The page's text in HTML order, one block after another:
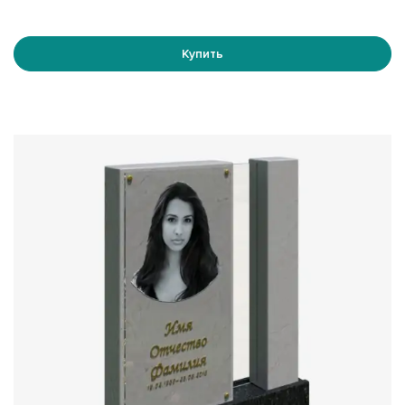
Чтобы портрет получился четким, желательно
Рекомендуемые требования:
разрешение макета — около 300 ppi в размере
фотография без сильного размытия и цифровых
по возможности — оригинальный файл, а не снимок
экрана или фотография бумажной фотографии;
подходящий запас изображения для кадрирования
под выбранную форму.
Купить